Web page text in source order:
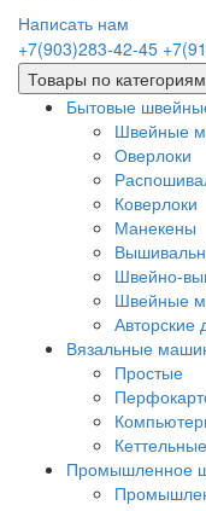
Написать нам
+7(903)283-42-45
Товары по категориям
Бытовые
Швейные
Оверлоки
Коверлоки
Манекены
Швейно-
Швейные
Вязальные
Простые
Промышленное